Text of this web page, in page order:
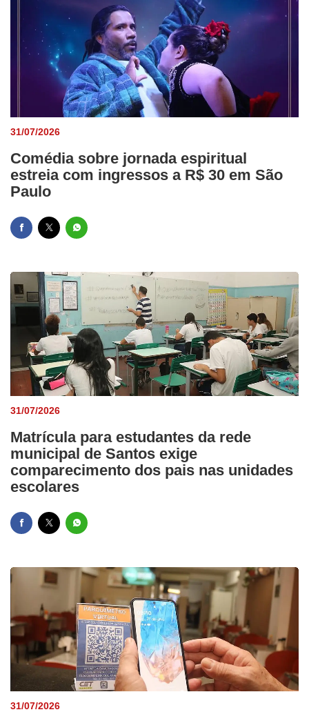
31/07/2026
Comédia sobre jornada espiritual
estreia com ingressos a R$ 30 em São
Paulo
31/07/2026
Matrícula para estudantes da rede
municipal de Santos exige
comparecimento dos pais nas unidades
escolares
31/07/2026